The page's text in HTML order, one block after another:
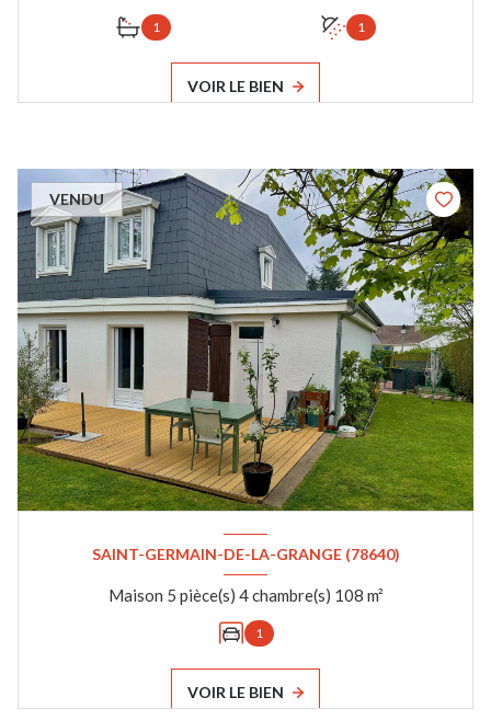
1 1
VOIR LE BIEN
VENDU
SAINT-GERMAIN-DE-LA-GRANGE (78640)
Maison 5 pièce(s) 4 chambre(s) 108 m²
1
VOIR LE BIEN